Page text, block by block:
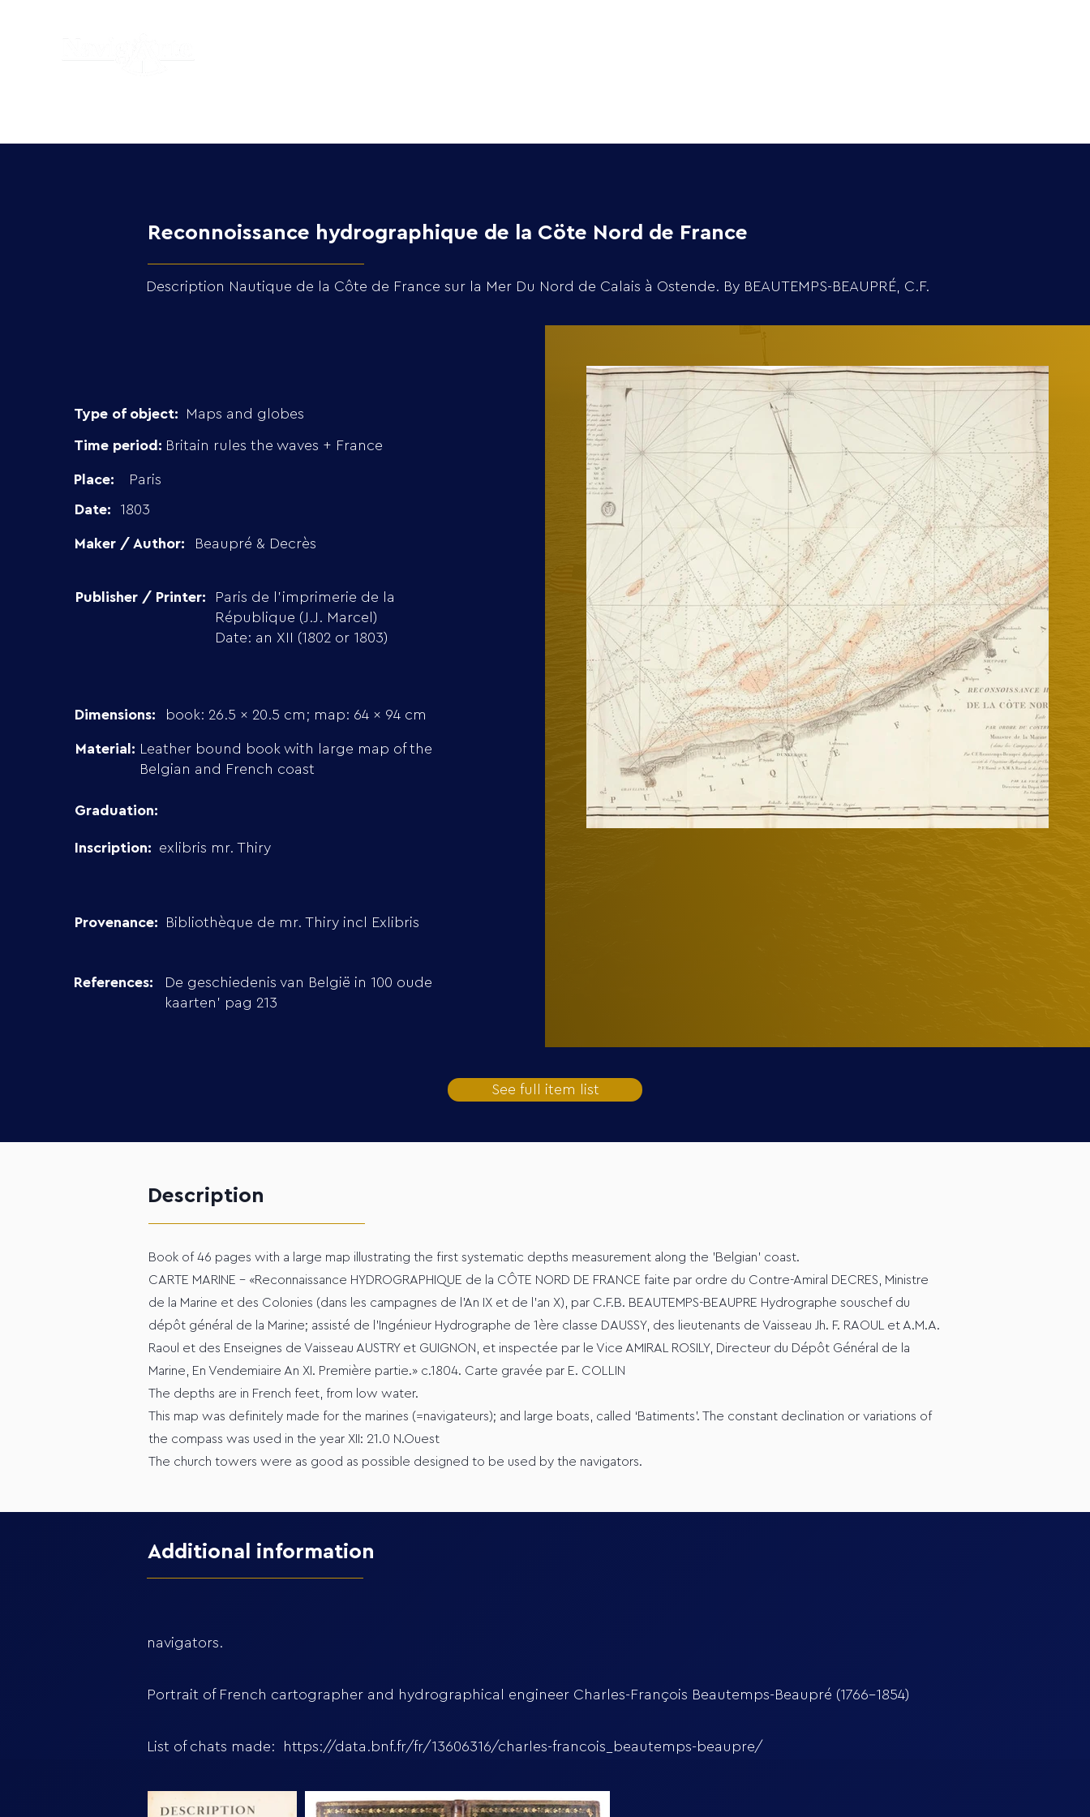
Reconnoissance hydrographique de la Cöte Nord de France
Description Nautique de la Côte de France sur la Mer Du Nord de Calais à Ostende. By BEAUTEMPS-BEAUPRÉ, C.F.
Type of object: Maps and globes
Time period: Britain rules the waves + France
Place: Paris
Date: 1803
Maker / Author: Beaupré & Decrès
Publisher / Printer:
Paris de l'imprimerie de la
République (J.J. Marcel)
Date: an XII (1802 or 1803)
Dimensions: book: 26.5 x 20.5 cm; map: 64 x 94 cm
Material: Leather bound book with large map of the
Belgian and French coast
Graduation:
Inscription: exlibris mr. Thiry
Provenance: Bibliothèque de mr. Thiry incl Exlibris
References:
De geschiedenis van België in 100 oude
kaarten’ pag 213
See full item list
Description
Book of 46 pages with a large map illustrating the first systematic depths measurement along the 'Belgian' coast.
CARTE MARINE - «Reconnaissance HYDROGRAPHIQUE de la CÔTE NORD DE FRANCE faite par ordre du Contre-Amiral DECRES, Ministre
de la Marine et des Colonies (dans les campagnes de l'An IX et de l'an X), par C.F.B. BEAUTEMPS-BEAUPRE Hydrographe souschef du
dépôt général de la Marine; assisté de l'Ingénieur Hydrographe de 1ère classe DAUSSY, des lieutenants de Vaisseau Jh. F. RAOUL et A.M.A.
Raoul et des Enseignes de Vaisseau AUSTRY et GUIGNON, et inspectée par le Vice AMIRAL ROSILY, Directeur du Dépôt Général de la
Marine, En Vendemiaire An XI. Première partie.» c.1804. Carte gravée par E. COLLIN
The depths are in French feet, from low water.
This map was definitely made for the marines (=navigateurs); and large boats, called ‘Batiments’. The constant declination or variations of
the compass was used in the year XII: 21.0 N.Ouest
The church towers were as good as possible designed to be used by the navigators.
Additional information
navigators.
Portrait of French cartographer and hydrographical engineer Charles-François Beautemps-Beaupré (1766-1854)
List of chats made: https://data.bnf.fr/fr/13606316/charles-francois_beautemps-beaupre/